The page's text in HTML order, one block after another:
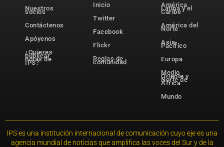
Nuestros
socios
Contáctenos
Apóyenos
¿Quieres
publicar
notas de
IPS?
Inicio
Twitter
Facebook
Flickr
Reglas de
comunidad
América
Latina y el
Caribe
América del
Norte
Asia-
Pacífico
Europa
Medio
Oriente y
Norte de
África
Mundo
IPS es una institución internacional de comunicación cuyo eje es una
agencia mundial de noticias que amplifica las voces del Sur y de la